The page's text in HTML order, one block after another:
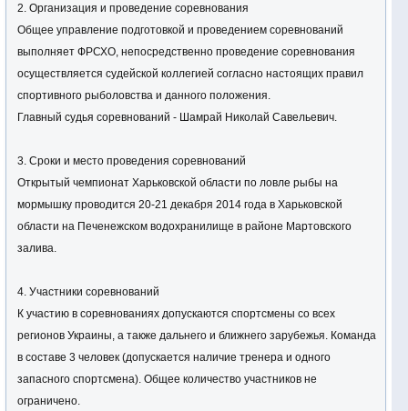
2. Организация и проведение соревнования
Общее управление подготовкой и проведением соревнований
выполняет ФРСХО, непосредственно проведение соревнования
осуществляется судейской коллегией согласно настоящих правил
спортивного рыболовства и данного положения.
Главный судья соревнований - Шамрай Николай Савельевич.
3. Сроки и место проведения соревнований
Открытый чемпионат Харьковской области по ловле рыбы на
мормышку проводится 20-21 декабря 2014 года в Харьковской
области на Печенежском водохранилище в районе Мартовского
залива.
4. Участники соревнований
К участию в соревнованиях допускаются спортсмены со всех
регионов Украины, а также дальнего и ближнего зарубежья. Команда
в составе 3 человек (допускается наличие тренера и одного
запасного спортсмена). Общее количество участников не
ограничено.